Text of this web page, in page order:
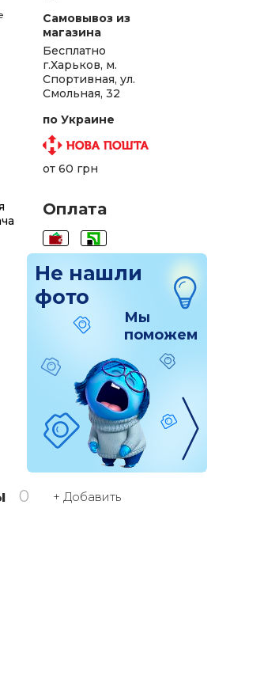
0 + Добавить
Самовывоз из
магазина
Бесплатно
г.Харьков, м.
Спортивная, ул.
Смольная, 32
по Украине
от 60 грн
Оплата
Не нашли
фото
Мы
поможем